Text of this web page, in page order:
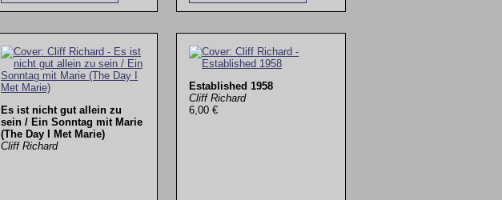
Es ist nicht gut allein zu
sein / Ein Sonntag mit Marie
(The Day I Met Marie)
Cliff Richard
Established 1958
Cliff Richard
6,00 €